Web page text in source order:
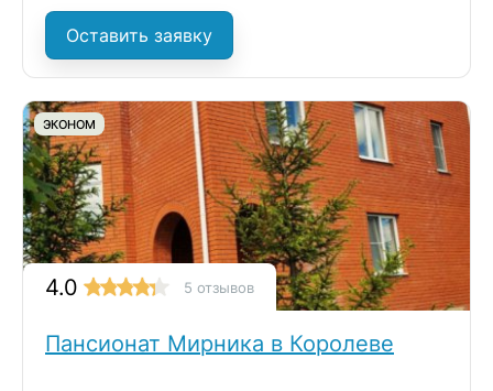
Оставить заявку
ЭКОНОМ
4.0 5 отзывов
Пансионат Мирника в Королеве